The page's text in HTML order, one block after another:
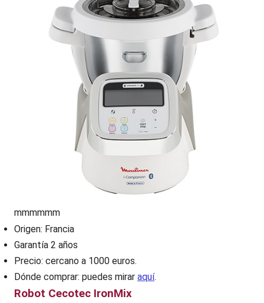
mmmmmm
Origen: Francia
Garantía 2 años
Precio: cercano a 1000 euros.
Dónde comprar: puedes mirar aquí.
Robot Cecotec IronMix